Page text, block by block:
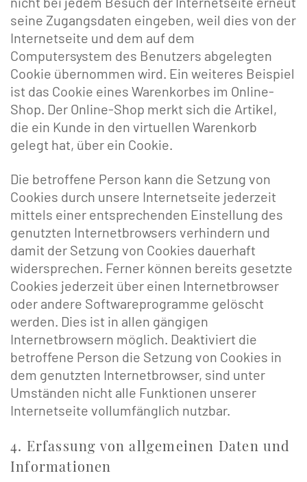
seine Zugangsdaten eingeben, weil dies von der
Internetseite und dem auf dem
Computersystem des Benutzers abgelegten
Cookie übernommen wird. Ein weiteres Beispiel
ist das Cookie eines Warenkorbes im Online-
Shop. Der Online-Shop merkt sich die Artikel,
die ein Kunde in den virtuellen Warenkorb
gelegt hat, über ein Cookie.
Die betroffene Person kann die Setzung von
Cookies durch unsere Internetseite jederzeit
mittels einer entsprechenden Einstellung des
genutzten Internetbrowsers verhindern und
damit der Setzung von Cookies dauerhaft
widersprechen. Ferner können bereits gesetzte
Cookies jederzeit über einen Internetbrowser
oder andere Softwareprogramme gelöscht
werden. Dies ist in allen gängigen
Internetbrowsern möglich. Deaktiviert die
betroffene Person die Setzung von Cookies in
dem genutzten Internetbrowser, sind unter
Umständen nicht alle Funktionen unserer
Internetseite vollumfänglich nutzbar.
4. Erfassung von allgemeinen Daten und
Informationen